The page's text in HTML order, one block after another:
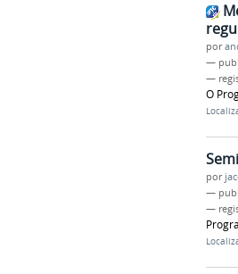
por
—
—
O
por
—
—